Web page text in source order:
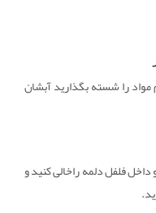
را شسته بگذارید آبشان
فلفل دلمه راخالی کنید و